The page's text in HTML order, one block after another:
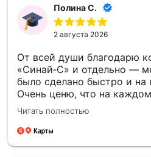
Полина С.
2 августа 2026
От всей души благодарю
«Синай‑С» и отдельно —
было сделано быстро и на
Очень ценю, что на
фото- и видеоотчёты — это
и спокойствие. Отдельно
успели установить
Читать полностью